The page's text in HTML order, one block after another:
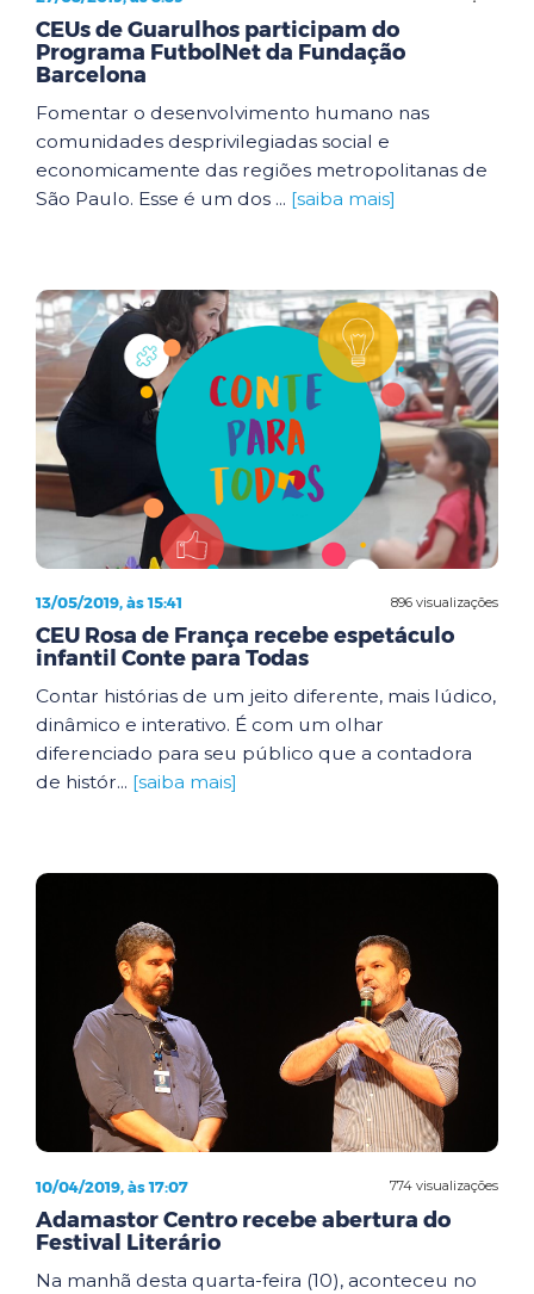
CEUs de Guarulhos participam do
Programa FutbolNet da Fundação
Barcelona
Fomentar o desenvolvimento humano nas
comunidades desprivilegiadas social e
economicamente das regiões metropolitanas de
São Paulo. Esse é um dos ... [saiba mais]
896 visualizações
13/05/2019, às 15:41
CEU Rosa de França recebe espetáculo
infantil Conte para Todas
Contar histórias de um jeito diferente, mais lúdico,
dinâmico e interativo. É com um olhar
diferenciado para seu público que a contadora
de histór... [saiba mais]
774 visualizações
10/04/2019, às 17:07
Adamastor Centro recebe abertura do
Festival Literário
Na manhã desta quarta-feira (10), aconteceu no